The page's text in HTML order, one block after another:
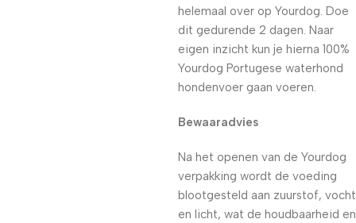
helemaal over op Yourdog. Doe
dit gedurende 2 dagen. Naar
eigen inzicht kun je hierna 100%
Yourdog Portugese waterhond
hondenvoer gaan voeren.
Bewaaradvies
Na het openen van de Yourdog
verpakking wordt de voeding
blootgesteld aan zuurstof, vocht
en licht, wat de houdbaarheid en